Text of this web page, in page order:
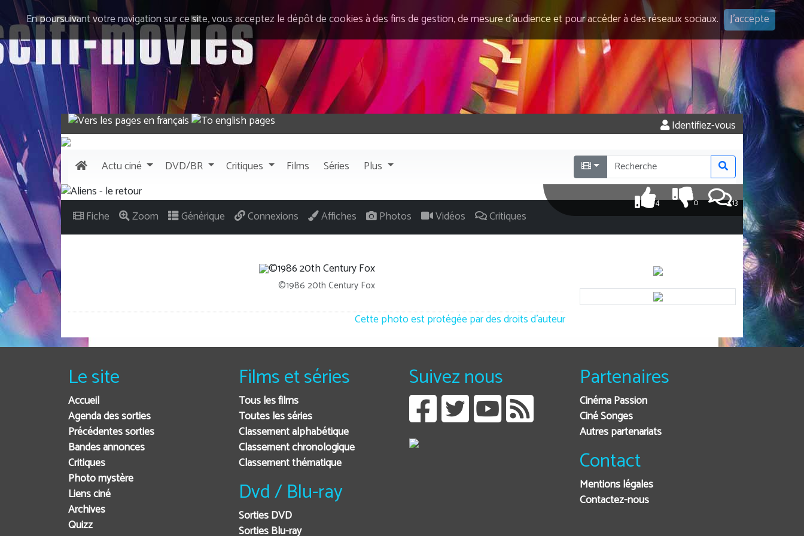
En poursuivant votre navigation sur ce site, vous acceptez le dépôt de cookies à des fins de gestion, de mesure d’audience et pour accéder à des réseaux sociaux. J'accepte
Identifiez-vous
Actuciné DVD/BR Critiques Films Séries Plus
13
0
4
Fiche Zoom Générique Connexions Affiches Photos Vidéos Critiques
©1986 20th Century Fox
Cette photo est protégée par des droits d'auteur
Le site
Accueil
Agenda des sorties
Précédentes sorties
Bandes annonces
Critiques
Photo mystère
Liens ciné
Archives
Quizz
Films et séries
Tous les films
Toutes les séries
Classement alphabétique
Classement chronologique
Classement thématique
Dvd / Blu-ray
Sorties DVD
Sorties Blu-ray
Suivez nous Partenaires
Cinéma Passion
Ciné Songes
Autres partenariats
Contact
Mentions légales
Contactez-nous